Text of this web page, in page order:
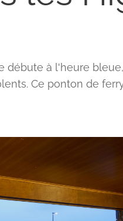
débute à l'heure
Ce ponton de